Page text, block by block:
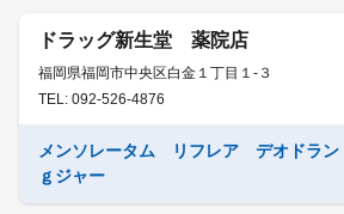
ドラッグ新生堂 薬院店
福岡県福岡市中央区白金１丁目１-３
TEL: 092-526-4876
メンソレータム リフレア デオドラ
ｇジャー